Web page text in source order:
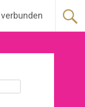
verbunden